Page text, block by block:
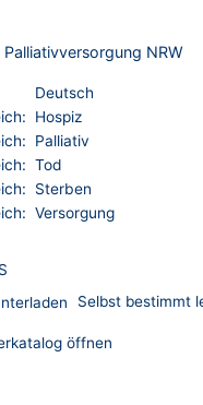
NRW
Deutsch
Hospiz
Palliativ
Tod
Sterben
Versorgung
Selbst bestimmt
öffnen